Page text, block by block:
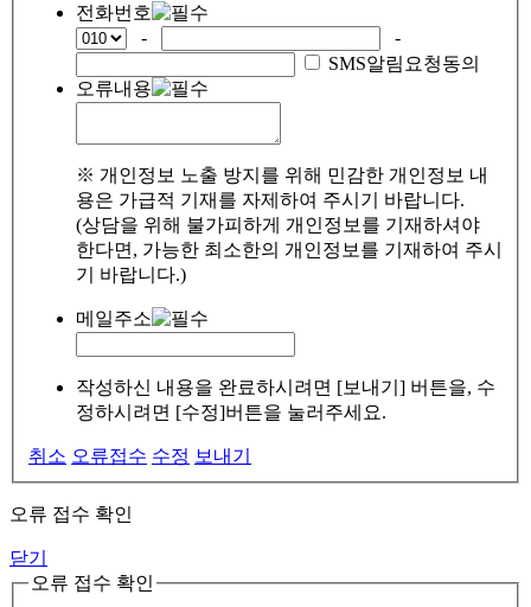
전화번호
-
-
SMS알림요청동의
오류내용
※ 개인정보 노출 방지를 위해 민감한 개인정보 내
용은 가급적 기재를 자제하여 주시기 바랍니다.
(상담을 위해 불가피하게 개인정보를 기재하셔야
한다면, 가능한 최소한의 개인정보를 기재하여 주시
기 바랍니다.)
메일주소
작성하신 내용을 완료하시려면 [보내기] 버튼을, 수
정하시려면 [수정]버튼을 눌러주세요.
취소 오류접수 수정 보내기
오류 접수 확인
닫기
오류 접수 확인